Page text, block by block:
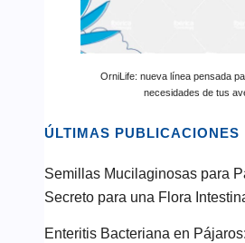
OrniLife: nueva línea pensada
necesidades de tus
ÚLTIMAS PUBLICACIONES
Semillas Mucilaginosas para
Secreto para una Flora
Enteritis Bacteriana en